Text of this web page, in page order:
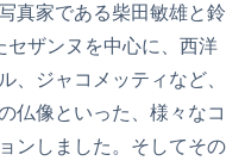
真家である柴田敏雄と鈴
セザンヌを中心に、西洋
、ジャコメッティなど、
仏像といった、様々なコ
ンしました。そしてその